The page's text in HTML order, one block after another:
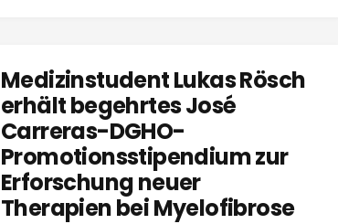
Medizinstudent Lukas Rösch
erhält begehrtes José
Carreras-DGHO-
Promotionsstipendium zur
Erforschung neuer
Therapien bei Myelofibrose